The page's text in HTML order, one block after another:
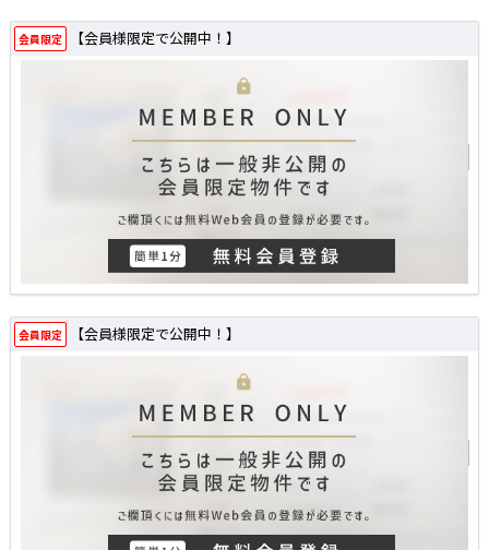
会員限定 【会員様限定で公開中！】
会員限定 【会員様限定で公開中！】